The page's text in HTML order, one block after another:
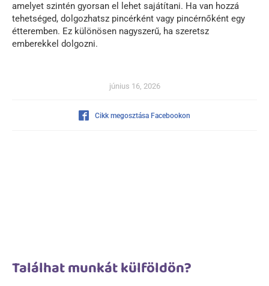
amelyet szintén gyorsan el lehet sajátítani. Ha van hozzá
tehetséged, dolgozhatsz pincérként vagy pincérnőként egy
étteremben. Ez különösen nagyszerű, ha szeretsz
emberekkel dolgozni.
június 16, 2026
Cikk megosztása Facebookon
Találhat munkát külföldön?